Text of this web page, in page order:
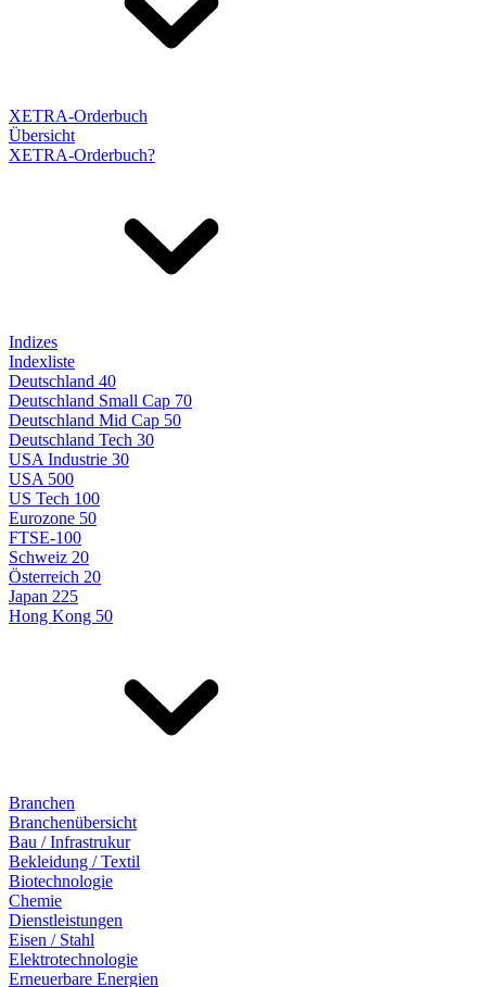
XETRA-Orderbuch
Übersicht
XETRA-Orderbuch?
Indizes
Indexliste
Deutschland 40
Deutschland Small Cap 70
Deutschland Mid Cap 50
Deutschland Tech 30
USA Industrie 30
USA 500
US Tech 100
Eurozone 50
FTSE-100
Schweiz 20
Österreich 20
Japan 225
Hong Kong 50
Branchen
Branchenübersicht
Bau / Infrastrukur
Bekleidung / Textil
Biotechnologie
Chemie
Dienstleistungen
Eisen / Stahl
Elektrotechnologie
Erneuerbare Energien